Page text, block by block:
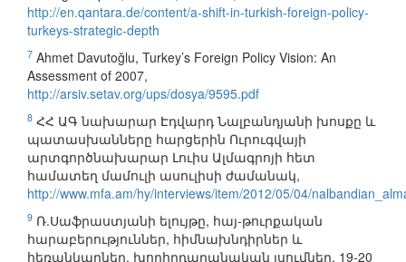
http://en.qantara.de/content/a-shift-in-turkish-foreign-policy-
turkeys-strategic-depth
7 Ahmet Davutoğlu, Turkey’s Foreign Policy Vision: An
Assessment of 2007,
http://arsiv.setav.org/ups/dosya/9595.pdf
8 ՀՀ ԱԳ նախարար Էդվարդ Նալբանդյանի խոսքը և
պատասխանները հարցերին Ուրուգվայի
արտգործնախարար Լուիս Ալմագրոյի հետ
համատեղ մամուլի ասուլիսի ժամանակ,
http://www.mfa.am/hy/interviews/item/2012/05/04/
9 Ռ.Սաֆրաստյանի ելույթը, հայ-թուրքական
հարաբերություններ, հիմնախնդիրներ և
հեռանկարներ, խորհրդարանական լսումներ, 19-20